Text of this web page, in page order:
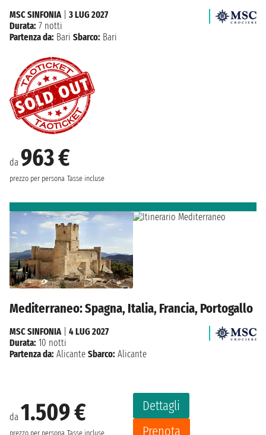
da 963 €
prezzo per persona Tasse incluse
MSC SINFONIA| 3 LUG 2027
Durata: 7 notti
Partenza da: Bari Sbarco: Bari
Mediterraneo: Spagna, Italia, Francia, Portogallo
da 1.509 €
Dettagli
Prenota
MSC SINFONIA| 4 LUG 2027
Durata: 10 notti
Partenza da: Alicante Sbarco: Alicante